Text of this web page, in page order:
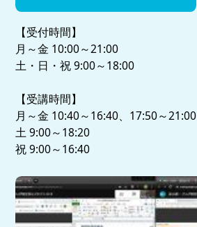
【受付時間】
月～金 10:00～21:00
土・日・祝 9:00～18:00
【受講時間】
月～金 10:40～16:40、17:50～21:00
土 9:00～18:20
祝 9:00～16:40